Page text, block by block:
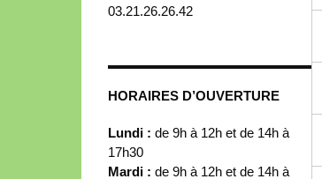
03.21.26.26.42
HORAIRES D’OUVERTURE
Lundi : de 9h à 12h et de 14h à
17h30
Mardi : de 9h à 12h et de 14h à